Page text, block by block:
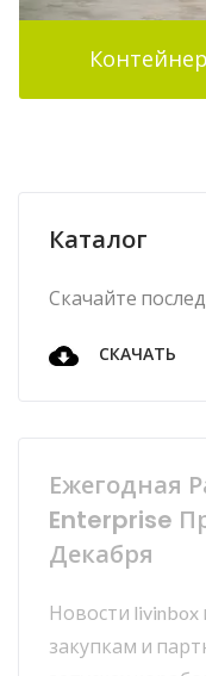
Каталог
Скачайте
СКАЧАТЬ
Ежегодная
Enterprise
Декабря
Новости
закупкам и